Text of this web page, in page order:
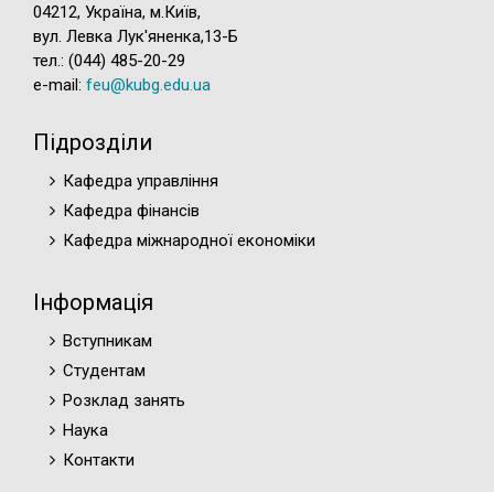
04212, Україна, м.Київ,
вул. Левка Лук'яненка,13-Б
тел.: (044) 485-20-29
e-mail: feu@kubg.edu.ua
Підрозділи
Кафедра управління
Кафедра фінансів
Кафедра міжнародної економіки
Інформація
Вступникам
Студентам
Розклад занять
Наука
Контакти